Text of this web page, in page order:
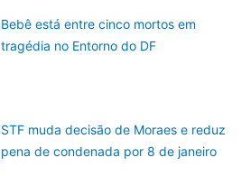
Bebê está entre cinco mortos em
tragédia no Entorno do DF
STF muda decisão de Moraes e reduz
pena de condenada por 8 de janeiro